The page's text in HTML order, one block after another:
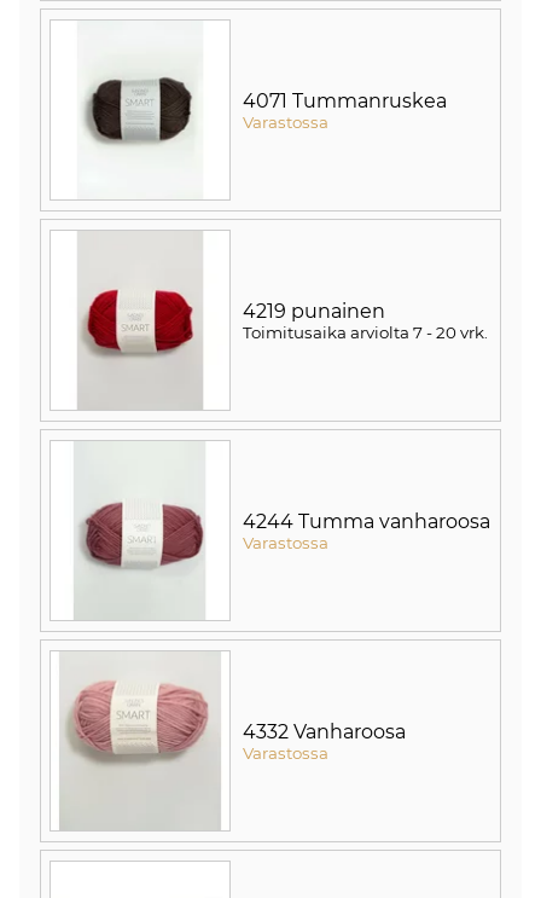
4071 Tummanruskea
Varastossa
4219 punainen
Toimitusaika arviolta 7 - 20 vrk
4244 Tumma vanharoosa
Varastossa
4332 Vanharoosa
Varastossa